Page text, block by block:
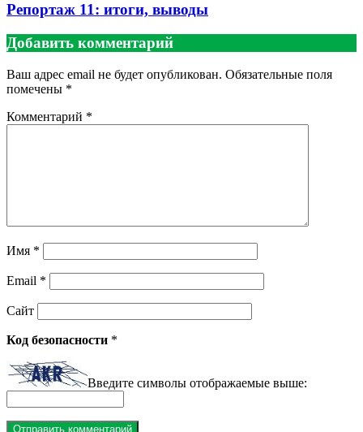
Репортаж 11: итоги, выводы
Добавить комментарий
Ваш адрес email не будет опубликован. Обязательные поля
помечены *
Комментарий *
Имя *
Email *
Сайт
Код безопасности *
Введите символы отображаемые выше: